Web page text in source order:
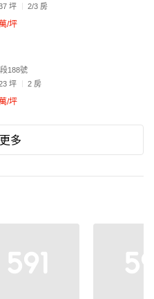
坪 2/3 房
/坪
188號
坪 2 房
/坪
多